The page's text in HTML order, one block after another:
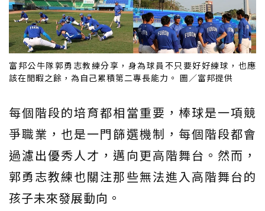
富邦公牛隊郭勇志教練分享，身為球員不只要好好練球，也應
該在閒暇之餘，為自己累積第二專長能力。 圖／富邦提供
每個階段的培育都相當重要，棒球是一項競
爭職業，也是一門篩選機制，每個階段都會
過濾出優秀人才，邁向更高階舞台。然而，
郭勇志教練也關注那些無法進入高階舞台的
孩子未來發展動向。